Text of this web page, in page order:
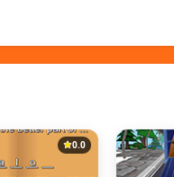
0.0